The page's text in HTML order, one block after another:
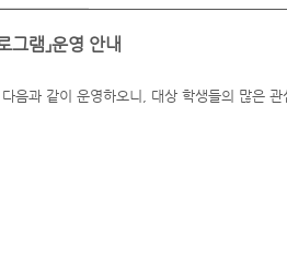
램」운영 안내
음과 같이 운영하오니, 대상 학생들의 많은 관